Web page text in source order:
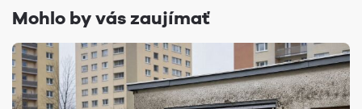
Mohlo by vás zaujímať